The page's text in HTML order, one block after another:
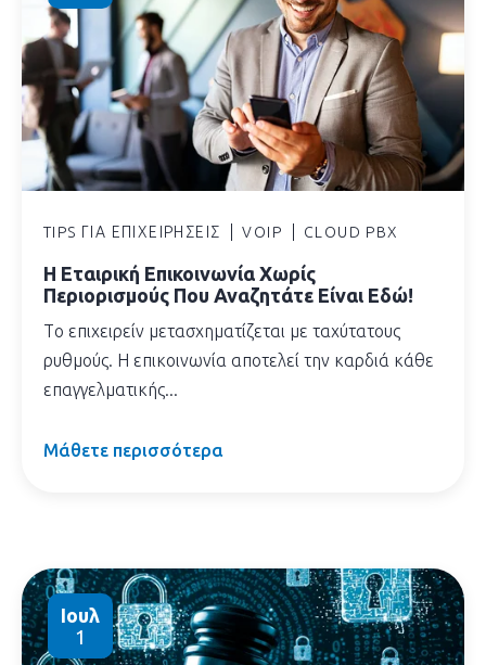
TIPS ΓΙΑ ΕΠΙΧΕΙΡΉΣΕΙΣ VOIP CLOUD PBX
H Εταιρική Επικοινωνία Χωρίς
Περιορισμούς Που Αναζητάτε Είναι Εδώ!
Tο επιχειρείν μετασχηματίζεται με ταχύτατους
ρυθμούς. Η επικοινωνία αποτελεί την καρδιά κάθε
επαγγελματικής...
Μάθετε περισσότερα
Ιουλ
1